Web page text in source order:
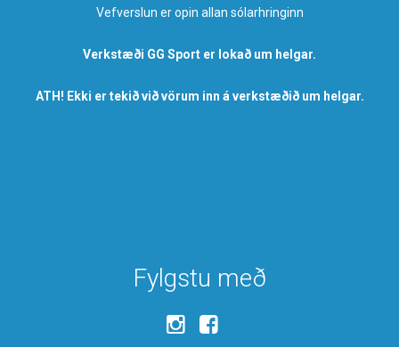
Vefverslun er opin allan sólarhringinn
Verkstæði GG Sport er lokað um helgar.
ATH! Ekki er tekið við vörum inn á verkstæðið um helgar.
Fylgstu með